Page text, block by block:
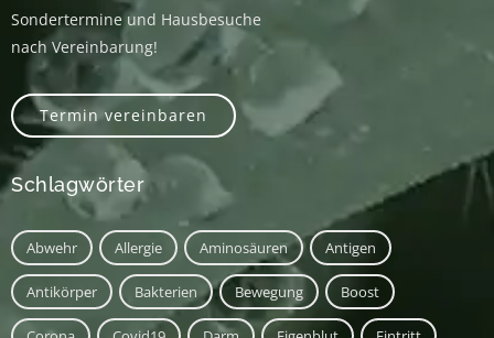
Sondertermine und Hausbesuche
nach Vereinbarung!
Termin vereinbaren
Schlagwörter
Abwehr Allergie Aminosäuren Antigen
Antikörper Bakterien Bewegung Boost